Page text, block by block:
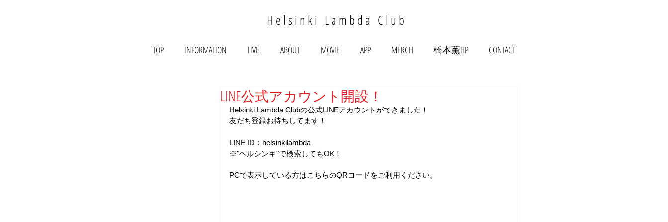
Helsinki Lambda Club
TOP INFORMATION LIVE ABOUT MOVIE APP MERCH 橋本薫HP CONTACT
LINE公式アカウント開設！
Helsinki Lambda Clubの公式LINEアカウントができました！
友だち登録お待ちしてます！
LINE ID：helsinkilambda
※"ヘルシンキ"で検索してもOK！
PCで表示している方はこちらのQRコードをご利用ください。